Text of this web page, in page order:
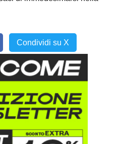
Condividi su X